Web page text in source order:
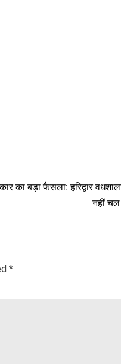
का बड़ा फैसला: हरिद्वार
नहीं चल
*